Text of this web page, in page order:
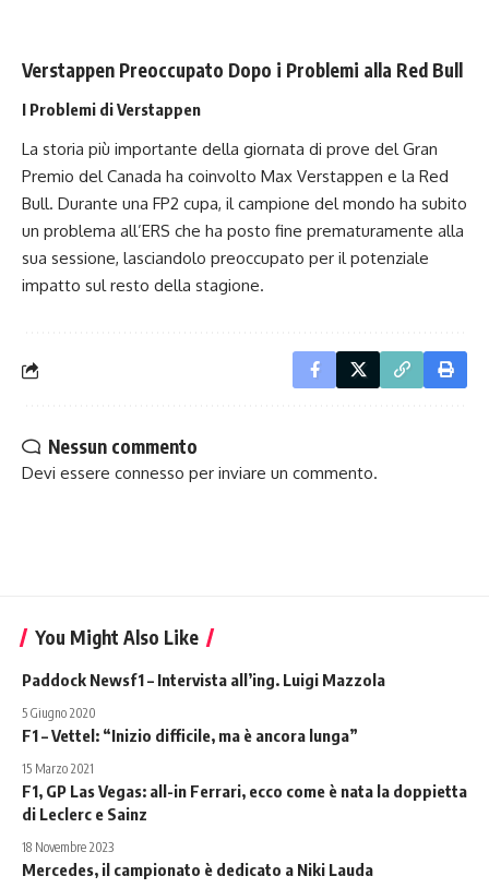
Verstappen Preoccupato Dopo i Problemi alla Red Bull
I Problemi di Verstappen
La storia più importante della giornata di prove del Gran
Premio del Canada ha coinvolto Max Verstappen e la Red
Bull. Durante una FP2 cupa, il campione del mondo ha subito
un problema all’ERS che ha posto fine prematuramente alla
sua sessione, lasciandolo preoccupato per il potenziale
impatto sul resto della stagione.
Nessun commento
Devi essere connesso per inviare un commento.
You Might Also Like
Paddock Newsf1 – Intervista all’ing. Luigi Mazzola
5 Giugno 2020
F1 – Vettel: “Inizio difficile, ma è ancora lunga”
15 Marzo 2021
F1, GP Las Vegas: all-in Ferrari, ecco come è nata la doppietta
di Leclerc e Sainz
18 Novembre 2023
Mercedes, il campionato è dedicato a Niki Lauda